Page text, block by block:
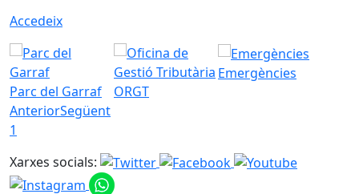
Accedeix
Parc del Garraf ORGT
Emergències
AnteriorSegüent
1
Xarxes socials: